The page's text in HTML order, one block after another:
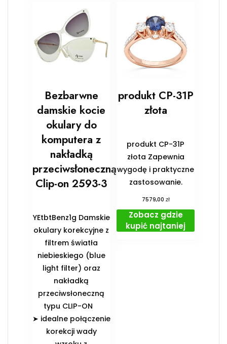
Bezbarwne
damskie kocie
okulary do
komputera z
nakładką
przeciwsłoneczną
Clip-on 2593-3
YEtbtBenz1g Damskie
okulary korekcyjne z
filtrem światła
niebieskiego (blue
light filter) oraz
nakładką
przeciwsłoneczną
typu CLIP-ON
➤ idealne połączenie
korekcji wady
produkt CP-31P
złota
produkt CP-31P
złota Zapewnia
wygodę i praktyczne
zastosowanie.
7579,00 zł
Zobacz gdzie
kupić najtaniej